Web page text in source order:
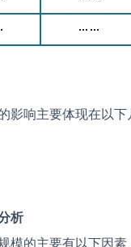
影响主要体现在以下
析
模的主要有以下因素